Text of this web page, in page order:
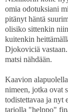
omia odotuksiani
pitänyt häntä
olisiko sittenkin
kuitenkin
Djokoviciä
matsi nähdään.
Kaavion
nimeen, jotka ovat
todistettavaa ja nyt
tarjolla "helppo"